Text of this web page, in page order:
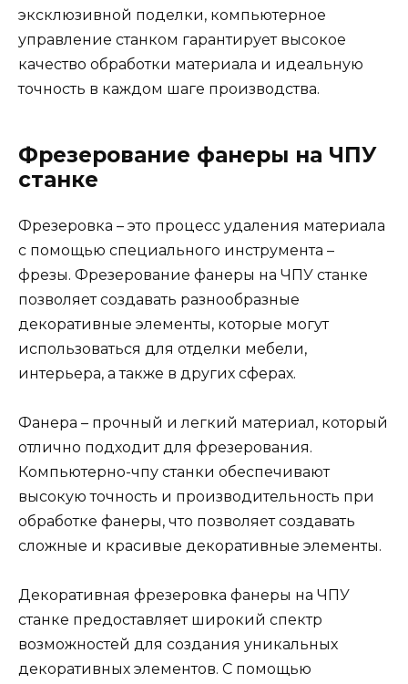
эксклюзивной поделки, компьютерное
управление станком гарантирует высокое
качество обработки материала и идеальную
точность в каждом шаге производства.
Фрезерование фанеры на ЧПУ
станке
Фрезеровка – это процесс удаления материала
с помощью специального инструмента –
фрезы. Фрезерование фанеры на ЧПУ станке
позволяет создавать разнообразные
декоративные элементы, которые могут
использоваться для отделки мебели,
интерьера, а также в других сферах.
Фанера – прочный и легкий материал, который
отлично подходит для фрезерования.
Компьютерно-чпу станки обеспечивают
высокую точность и производительность при
обработке фанеры, что позволяет создавать
сложные и красивые декоративные элементы.
Декоративная фрезеровка фанеры на ЧПУ
станке предоставляет широкий спектр
возможностей для создания уникальных
декоративных элементов. С помощью